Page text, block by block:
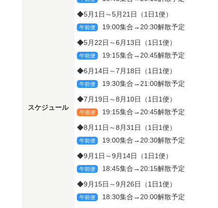
スケジュール
◆5月1日～5月21日（1日1便）
午前便 19:00集合→20:30解散予定
◆5月22日～6月13日（1日1便）
午前便 19:15集合→20:45解散予定
◆6月14日～7月18日（1日1便）
午前便 19:30集合→21:00解散予定
◆7月19日～8月10日（1日1便）
午後便 19:15集合→20:45解散予定
◆8月11日～8月31日（1日1便）
午前便 19:00集合→20:30解散予定
◆9月1日～9月14日（1日1便）
午前便 18:45集合→20:15解散予定
◆9月15日～9月26日（1日1便）
午前便 18:30集合→20:00解散予定